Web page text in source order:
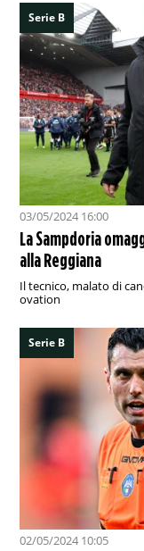
Serie B
03/05/2024 16:00
La Sampdoria
alla Reggiana
Il tecnico, malato di
ovation
Serie B
02/05/2024 10:05